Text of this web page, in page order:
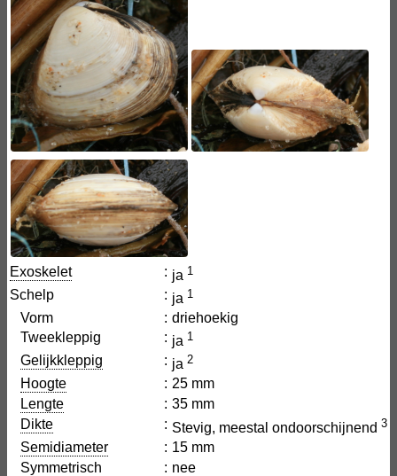
Exoskelet : ja 1
Schelp : ja 1
Vorm : driehoekig
Tweekleppig
: ja 1
Gelijkkleppig : ja 2
Hoogte : 25 mm
Lengte
: 35 mm
Dikte
: Stevig, meestal ondoorschijnend 3
Semidiameter : 15 mm
Symmetrisch
: nee